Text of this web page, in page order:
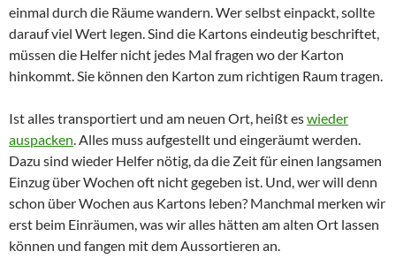
einmal durch die Räume wandern. Wer selbst einpackt, sollte
darauf viel Wert legen. Sind die Kartons eindeutig beschriftet,
müssen die Helfer nicht jedes Mal fragen wo der Karton
hinkommt. Sie können den Karton zum richtigen Raum tragen.
Ist alles transportiert und am neuen Ort, heißt eswieder
auspacken. Alles muss aufgestellt und eingeräumt werden.
Dazu sind wieder Helfer nötig, da die Zeit für einen langsamen
Einzug über Wochen oft nicht gegeben ist. Und, wer will denn
schon über Wochen aus Kartons leben? Manchmal merken wir
erst beim Einräumen, was wir alles hätten am alten Ort lassen
können und fangen mit dem Aussortieren an.